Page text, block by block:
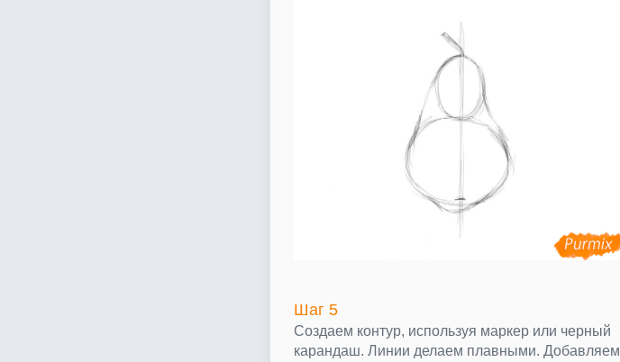
Шаг 5
Создаем контур, используя маркер или черный
карандаш. Линии делаем плавными. Добавляем